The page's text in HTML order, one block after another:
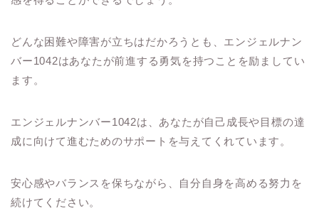
どんな困難や障害が立ちはだかろうとも、エンジェルナン
バー1042はあなたが前進する勇気を持つことを励ましてい
ます。
エンジェルナンバー1042は、あなたが自己成長や目標の達
成に向けて進むためのサポートを与えてくれています。
安心感やバランスを保ちながら、自分自身を高める努力を
続けてください。